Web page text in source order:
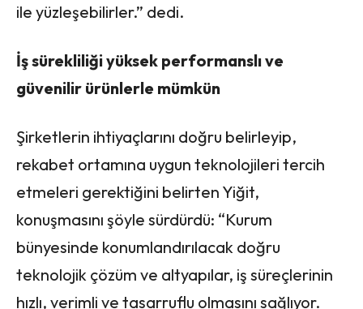
ile yüzleşebilirler.” dedi.
İş sürekliliği yüksek performanslı ve
güvenilir ürünlerle mümkün
Şirketlerin ihtiyaçlarını doğru belirleyip,
rekabet ortamına uygun teknolojileri tercih
etmeleri gerektiğini belirten Yiğit,
konuşmasını şöyle sürdürdü: “Kurum
bünyesinde konumlandırılacak doğru
teknolojik çözüm ve altyapılar, iş süreçlerinin
hızlı, verimli ve tasarruflu olmasını sağlıyor.